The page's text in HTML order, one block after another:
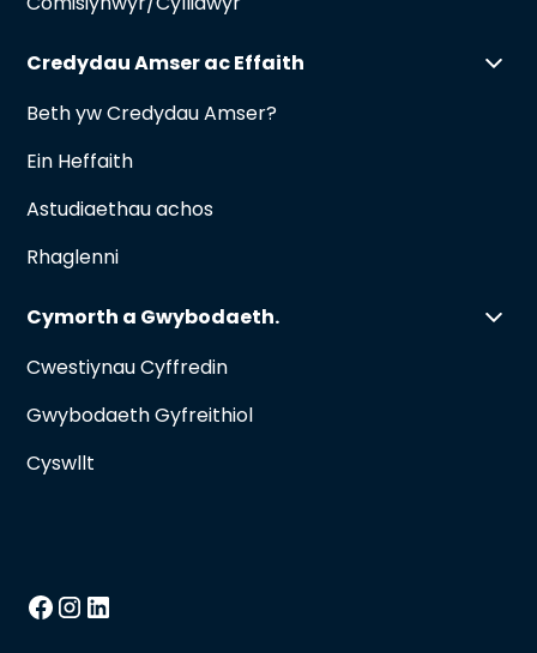
Credydau Amser ac Effaith
Beth yw Credydau Amser?
Ein Heffaith
Astudiaethau achos
Rhaglenni
Cymorth a Gwybodaeth.
Cwestiynau Cyffredin
Gwybodaeth Gyfreithiol
Cyswllt